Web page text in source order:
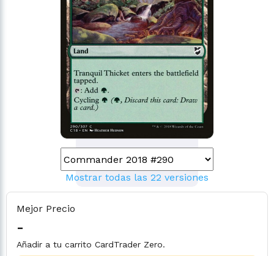
Mostrar todas las 22 versiones
Mejor Precio
-
Añadir a tu carrito CardTrader Zero.